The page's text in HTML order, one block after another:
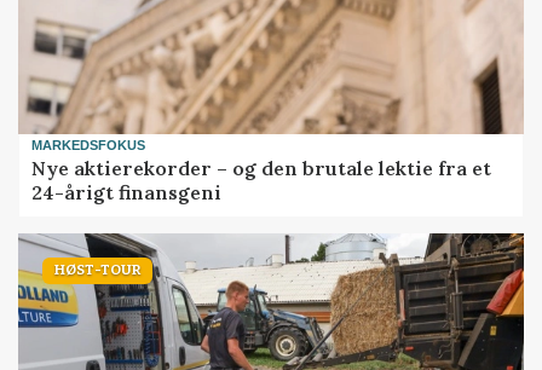
MARKEDSFOKUS
Nye aktierekorder – og den brutale lektie fra et
24-årigt finansgeni
HØST-TOUR